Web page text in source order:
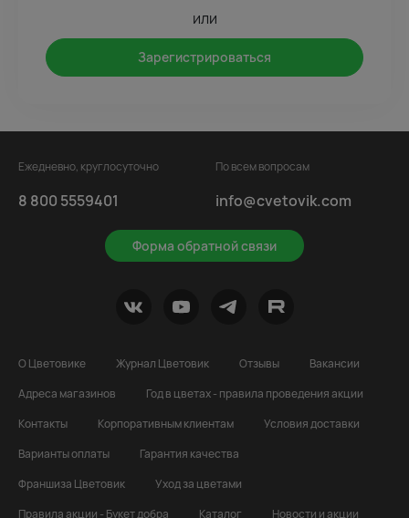
или
Зарегистрироваться
Ежедневно, круглосуточно
8 800 5559401
Форма обратной связи
По всем вопросам
info@cvetovik.com
О Цветовике Журнал Цветовик Отзывы
Вакансии
Адреса магазинов
Год в цветах - правила проведения акции
Контакты
Корпоративным клиентам
Условия доставки
Варианты оплаты
Гарантия качества
Франшиза Цветовик
Уход за цветами
Правила акции - Букет добра
Каталог Новости и акции